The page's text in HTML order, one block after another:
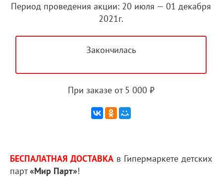
Период проведения акции: 20 июля — 01 декабря
2021г.
Закончилась
При заказе от 5 000 ₽
БЕСПАЛАТНАЯ ДОСТАВКА в Гипермаркете детских
парт«Мир Парт»!